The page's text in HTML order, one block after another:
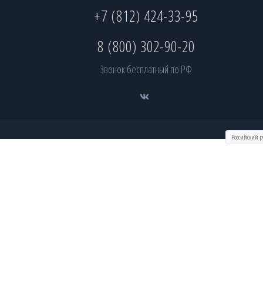
+7 (812) 424-33-95
8 (800) 302-90-20
Звонок бесплатный по РФ